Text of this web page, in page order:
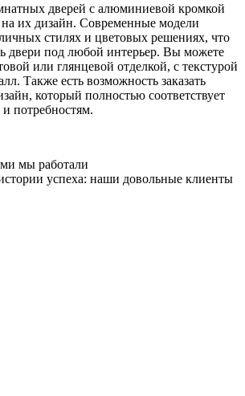
дверей с алюминиевой кромкой
их дизайн. Современные модели
стилях и цветовых решениях, что
двери под любой интерьер. Вы можете
или глянцевой отделкой, с текстурой
Также есть возможность заказать
который полностью соответствует
потребностям.
мы работали
успеха: наши довольные клиенты